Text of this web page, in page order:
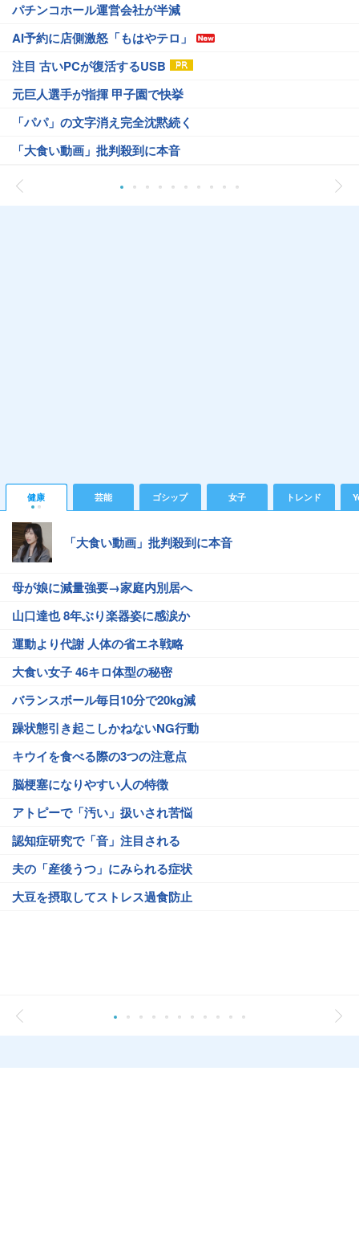
パチンコホール運営会社が半減
AI予約に店側激怒「もはやテロ」
注目 古いPCが復活するUSB
元巨人選手が指揮 甲子園で快挙
「パパ」の文字消え完全沈黙続く
「大食い動画」批判殺到に本音
健康 芸能 ゴシップ 女子 トレンド
「大食い動画」批判殺到に本音
母が娘に減量強要→家庭内別居へ
山口達也 8年ぶり楽器姿に感涙か
運動より代謝 人体の省エネ戦略
大食い女子 46キロ体型の秘密
バランスボール毎日10分で20kg減
躁状態引き起こしかねないNG行動
キウイを食べる際の3つの注意点
脳梗塞になりやすい人の特徴
アトピーで「汚い」扱いされ苦悩
認知症研究で「音」注目される
夫の「産後うつ」にみられる症状
大豆を摂取してストレス過食防止